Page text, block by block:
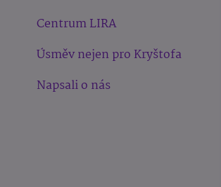
Centrum LIRA
Úsměv nejen pro Kryštofa
Napsali o nás